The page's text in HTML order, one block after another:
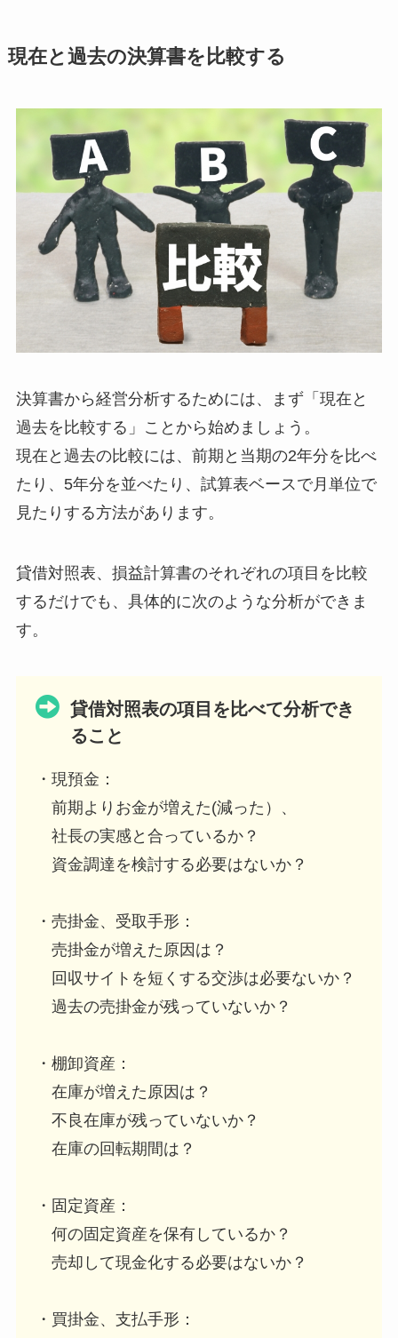
現在と過去の決算書を比較する
決算書から経営分析するためには、まず「現在と
過去を比較する」ことから始めましょう。
現在と過去の比較には、前期と当期の2年分を比べ
たり、5年分を並べたり、試算表ベースで月単位で
見たりする方法があります。
貸借対照表、損益計算書のそれぞれの項目を比較
するだけでも、具体的に次のような分析ができま
す。
貸借対照表の項目を比べて分析でき
ること
・現預金：
前期よりお金が増えた(減った）、
社長の実感と合っているか？
資金調達を検討する必要はないか？
・売掛金、受取手形：
売掛金が増えた原因は？
回収サイトを短くする交渉は必要ないか？
過去の売掛金が残っていないか？
・棚卸資産：
在庫が増えた原因は？
不良在庫が残っていないか？
在庫の回転期間は？
・固定資産：
何の固定資産を保有しているか？
売却して現金化する必要はないか？
・買掛金、支払手形：